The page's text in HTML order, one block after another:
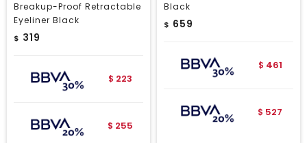
Breakup-Proof Retractable
Eyeliner Black
$ 319
$ 223
$ 255
Black
$ 659
$ 461
$ 527